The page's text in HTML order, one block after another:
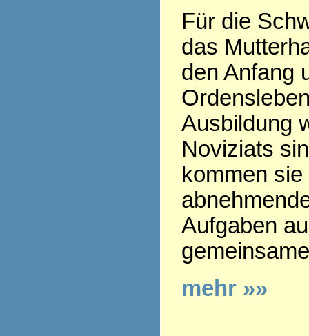
Für die
das
den Anfang
Ausbildung
Noviziats
kommen
Aufgaben
mehr »»